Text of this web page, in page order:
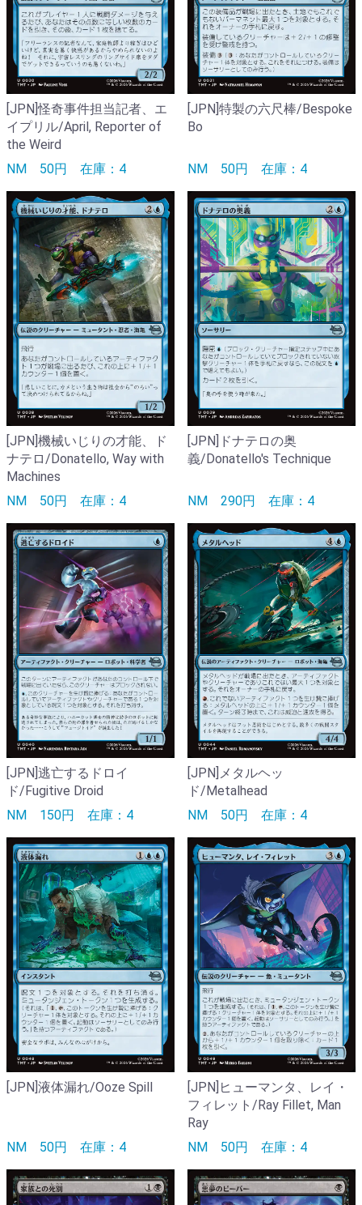
[JPN]怪奇事件担当記者、エ
イプリル/April, Reporter of
the Weird
NM 50円 在庫：4
[JPN]特製の六尺棒/Bespoke
Bo
NM 50円 在庫：4
[JPN]機械いじりの才能、ド
ナテロ/Donatello, Way with
Machines
NM 50円 在庫：4
[JPN]ドナテロの奥
義/Donatello's Technique
NM 290円 在庫：4
[JPN]逃亡するドロイ
ド/Fugitive Droid
NM 150円 在庫：4
[JPN]メタルヘッ
ド/Metalhead
NM 50円 在庫：4
[JPN]液体漏れ/Ooze Spill
NM 50円 在庫：4
[JPN]ヒューマンタ、レイ・
フィレット/Ray Fillet, Man
Ray
NM 50円 在庫：4